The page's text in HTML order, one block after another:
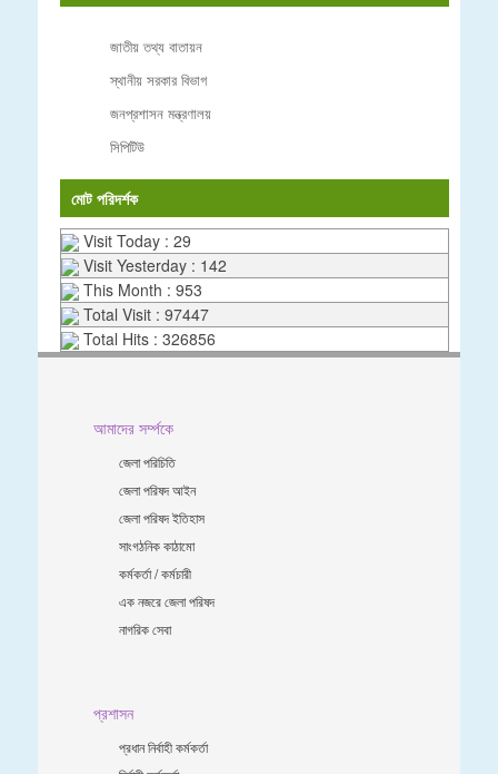
জাতীয় তথ্য বাতায়ন
স্থানীয় সরকার বিভাগ
জনপ্রশাসন মন্ত্রণালয়
সিপিটিউ
মোট পরিদর্শক
Visit Today : 29
Visit Yesterday : 142
This Month : 953
Total Visit : 97447
Total Hits : 326856
আমাদের সর্ম্পকে
জেলা পরিচিতি
জেলা পরিষদ আইন
জেলা পরিষদ ইতিহাস
সাংগঠনিক কাঠামো
কর্মকর্তা / কর্মচারী
এক নজরে জেলা পরিষদ
নাগরিক সেবা
প্রশাসন
প্রধান নির্বাহী কর্মকর্তা